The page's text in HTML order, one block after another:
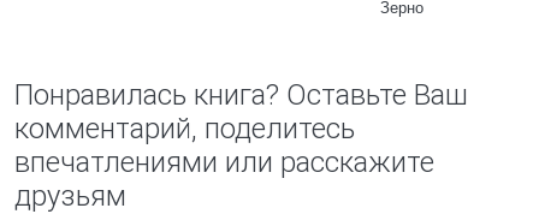
Зерно
Понравилась книга? Оставьте Ваш
комментарий, поделитесь
впечатлениями или расскажите
друзьям